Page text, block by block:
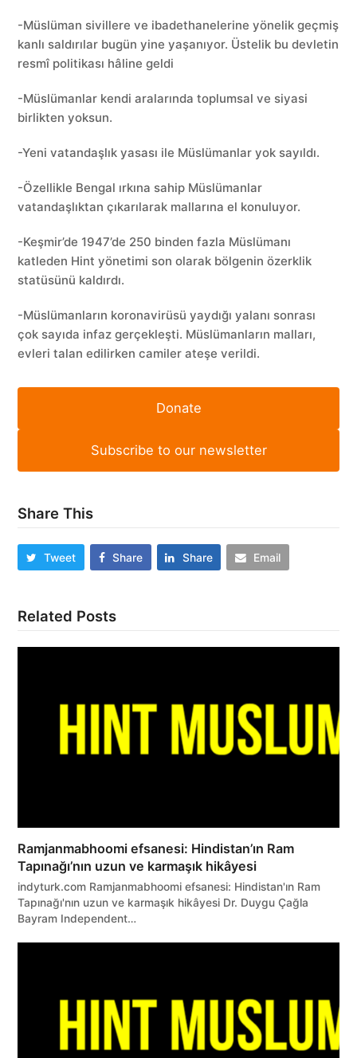
-Müslüman sivillere ve ibadethanelerine yönelik geçmiş
kanlı saldırılar bugün yine yaşanıyor. Üstelik bu devletin
resmî politikası hâline geldi
-Müslümanlar kendi aralarında toplumsal ve siyasi
birlikten yoksun.
-Yeni vatandaşlık yasası ile Müslümanlar yok sayıldı.
-Özellikle Bengal ırkına sahip Müslümanlar
vatandaşlıktan çıkarılarak mallarına el konuluyor.
-Keşmir’de 1947’de 250 binden fazla Müslümanı
katleden Hint yönetimi son olarak bölgenin özerklik
statüsünü kaldırdı.
-Müslümanların koronavirüsü yaydığı yalanı sonrası
çok sayıda infaz gerçekleşti. Müslümanların malları,
evleri talan edilirken camiler ateşe verildi.
Donate
Subscribe to our newsletter
Share This
Tweet Share Share Email
Related Posts
Ramjanmabhoomi efsanesi: Hindistan’ın Ram
Tapınağı’nın uzun ve karmaşık hikâyesi
indyturk.com Ramjanmabhoomi efsanesi: Hindistan'ın Ram
Tapınağı'nın uzun ve karmaşık hikâyesi Dr. Duygu Çağla
Bayram Independent…